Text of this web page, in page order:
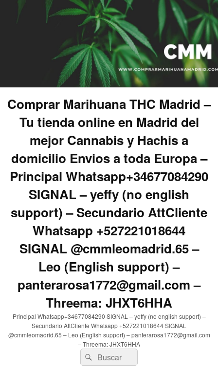
Comprar Marihuana THC Madrid –
Tu tienda online en Madrid del
mejor Cannabis y Hachis a
domicilio Envios a toda Europa –
Principal Whatsapp+34677084290
SIGNAL – yeffy (no english
support) – Secundario AttCliente
Whatsapp +527221018644
SIGNAL @cmmleomadrid.65 –
Leo (English support) –
panterarosa1772@gmail.com –
Threema: JHXT6HHA
Principal Whatsapp+34677084290 SIGNAL – yeffy (no english support) –
Secundario AttCliente Whatsapp +527221018644 SIGNAL
@cmmleomadrid.65 – Leo (English support) – panterarosa1772@gmail.com
– Threema: JHXT6HHA
Buscar
por:
Buscar